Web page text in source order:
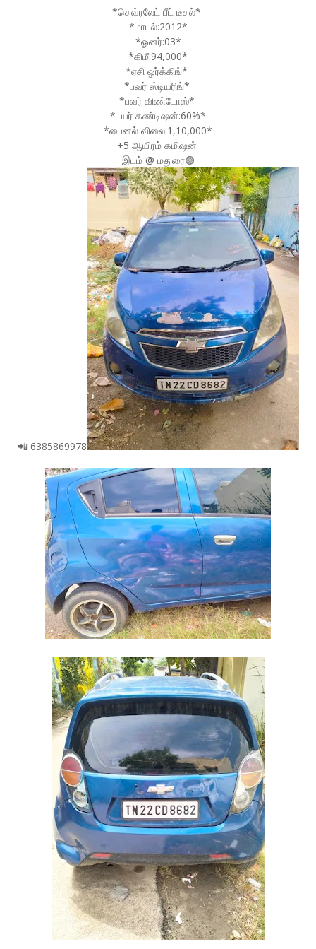
*செவ்ரலேட் பீட் டீசல்*
*மாடல்:2012*
*ஓனர்:03*
*கிமீ:94,000*
*ஏசி ஒர்க்கிங்*
*பவர் ஸ்டியரிங்*
*பவர் விண்டோஸ்*
*டயர் கண்டிஷன்:60%*
*பைனல் விலை:1,10,000*
+5 ஆயிரம் கமிஷன்
இடம் @ மதுரை🟣
📲 6385869978